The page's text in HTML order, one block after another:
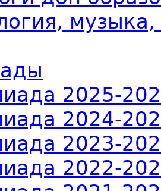
2025-
2024-
2023-
2022-